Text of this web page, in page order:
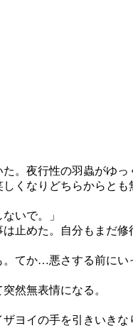
。夜行性の羽蟲がゆっ
くなりどちらからとも
いで。」
止めた。自分もまだ
てか…悪さする前に
然無表情になる。
ヨイの手を引きいきな